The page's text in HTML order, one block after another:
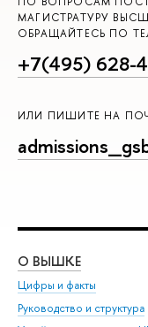
МАГИСТРАТУРУ
ОБРАЩАЙТЕСЬ ПО
+7(495) 628-
ИЛИ ПИШИТЕ НА
О ВЫШКЕ
Цифры и факты
Руководство и структура